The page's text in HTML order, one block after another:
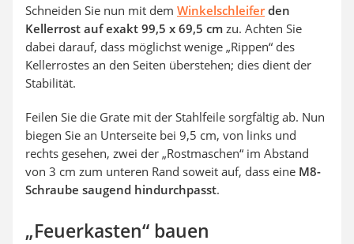
Schneiden Sie nun mit dem Winkelschleiferden
Kellerrost auf exakt 99,5 x 69,5 cm zu. Achten Sie
dabei darauf, dass möglichst wenige „Rippen“ des
Kellerrostes an den Seiten überstehen; dies dient der
Stabilität.
Feilen Sie die Grate mit der Stahlfeile sorgfältig ab. Nun
biegen Sie an Unterseite bei 9,5 cm, von links und
rechts gesehen, zwei der „Rostmaschen“ im Abstand
von 3 cm zum unteren Rand soweit auf, dass eine M8-
Schraube saugend hindurchpasst.
„Feuerkasten“ bauen